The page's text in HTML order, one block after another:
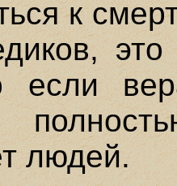
к
это
если
людей.